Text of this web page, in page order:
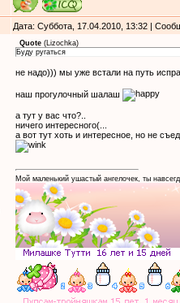
Дата: Суббота, 17.04.2010, 13:32 |
Quote (Lizochka)
Буду ругаться
не надо))) мы уже встали на путь
наш прогулочный шалаш
а тут у вас что?..
ничего интересного(...
а вот тут хоть и интересное, но не
Мой маленький ушастый ангелочек, ты